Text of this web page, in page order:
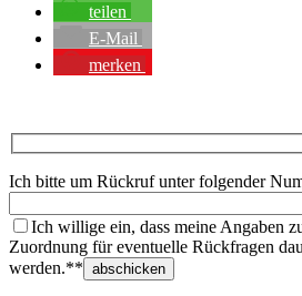
teilen
E-Mail
merken
Ich bitte um Rückruf unter folgender
Ich willige ein, dass meine Angaben
Zuordnung für eventuelle Rückfragen
werden.**